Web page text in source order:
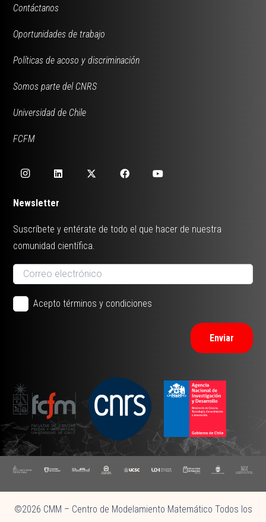
Contáctanos
Oportunidades de trabajo
Políticas de acoso y discriminación
Somos parte del CNRS
Universidad de Chile
FCFM
Newsletter
Suscríbete y entérate de todo el que hacer de nuestra
comunidad científica.
Acepto términos y condiciones
Enviar
©2026 CMM – Centro de Modelamiento Matemático Todos los